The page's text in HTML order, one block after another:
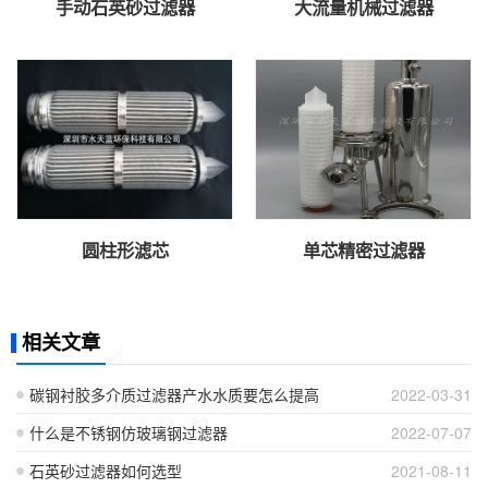
手动石英砂过滤器 大流量机械过滤器
圆柱形滤芯 单芯精密过滤器
相关文章
2022-03-31
碳钢衬胶多介质过滤器产水水质要怎么提高
2022-07-07
什么是不锈钢仿玻璃钢过滤器
2021-08-11
石英砂过滤器如何选型